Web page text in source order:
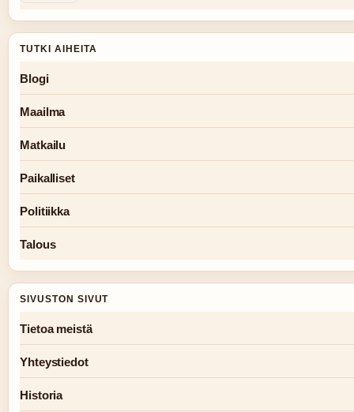
TUTKI AIHEITA
Blogi
Maailma
Matkailu
Paikalliset
Politiikka
Talous
SIVUSTON SIVUT
Tietoa meistä
Yhteystiedot
Historia